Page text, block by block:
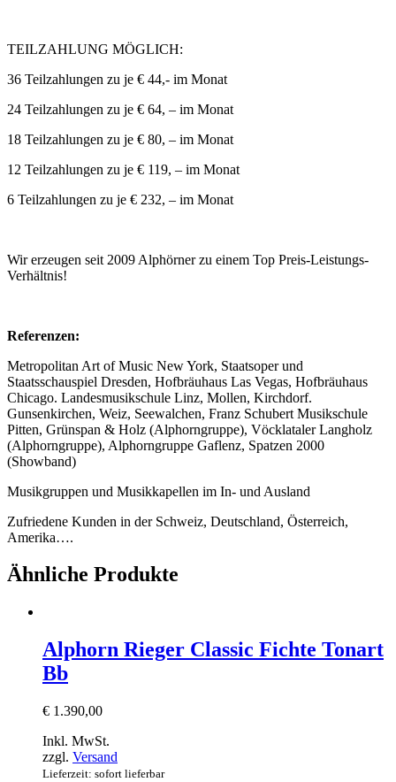
TEILZAHLUNG MÖGLICH:
36 Teilzahlungen zu je € 44,- im Monat
24 Teilzahlungen zu je € 64, – im Monat
18 Teilzahlungen zu je € 80, – im Monat
12 Teilzahlungen zu je € 119, – im Monat
6 Teilzahlungen zu je € 232, – im Monat
Wir erzeugen seit 2009 Alphörner zu einem Top Preis-Leistungs-
Verhältnis!
Referenzen:
Metropolitan Art of Music New York, Staatsoper und
Staatsschauspiel Dresden, Hofbräuhaus Las Vegas, Hofbräuhaus
Chicago. Landesmusikschule Linz, Mollen, Kirchdorf.
Gunsenkirchen, Weiz, Seewalchen, Franz Schubert Musikschule
Pitten, Grünspan & Holz (Alphorngruppe), Vöcklataler Langholz
(Alphorngruppe), Alphorngruppe Gaflenz, Spatzen 2000
(Showband)
Musikgruppen und Musikkapellen im In- und Ausland
Zufriedene Kunden in der Schweiz, Deutschland, Österreich,
Amerika….
Ähnliche Produkte
Alphorn Rieger Classic Fichte Tonart
Bb
€ 1.390,00
Inkl. MwSt.
zzgl. Versand
Lieferzeit: sofort lieferbar